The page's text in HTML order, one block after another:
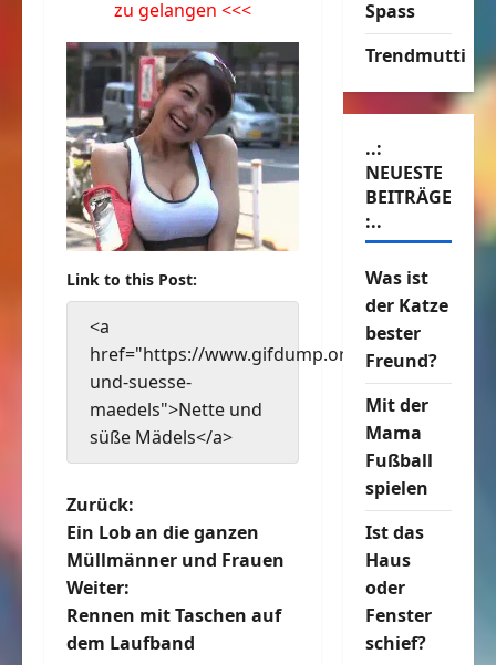
zu gelangen <<<
Link to this Post:
<a
href="https://www.gifdump.org/nette-
und-suesse-
maedels">Nette und
süße Mädels</a>
B
e
i
t
Zurück:
Ein Lob an die ganzen
Müllmänner und Frauen
Weiter:
Rennen mit Taschen auf
dem Laufband
Spass
Trendmutti
..:
NEUESTE
BEITRÄGE
:..
Was ist
der Katze
bester
Freund?
Mit der
Mama
Fußball
spielen
Ist das
Haus
oder
Fenster
schief?